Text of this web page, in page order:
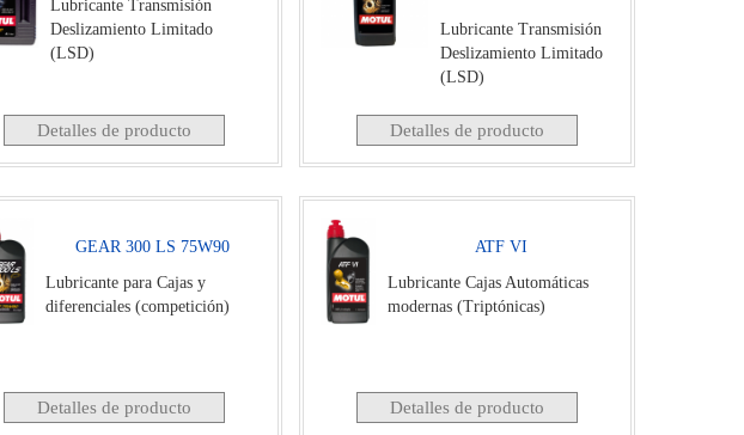
Lubricante Transmisión
Deslizamiento Limitado
(LSD)
Detalles de producto
Lubricante Transmisión
Deslizamiento Limitado
(LSD)
Detalles de producto
GEAR 300 LS 75W90
Lubricante para Cajas y
diferenciales (competición)
Detalles de producto
ATF VI
Lubricante Cajas Automáticas
modernas (Triptónicas)
Detalles de producto